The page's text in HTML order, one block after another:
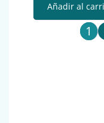
Añadir al
1